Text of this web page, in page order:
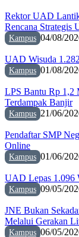
Rektor UAD Lantik
Rencana Strategis
Kampus 04/08/
UAD Wisuda
Kampus 01/08/
LPS Bantu Rp 1,2
Terdampak Banjir
Kampus 21/06/
Pendaftar SMP
Online
Kampus 01/06/
UAD Lepas 1.096
Kampus 09/05/
JNE Bukan
Melalui Gerakan
Kampus 06/05/